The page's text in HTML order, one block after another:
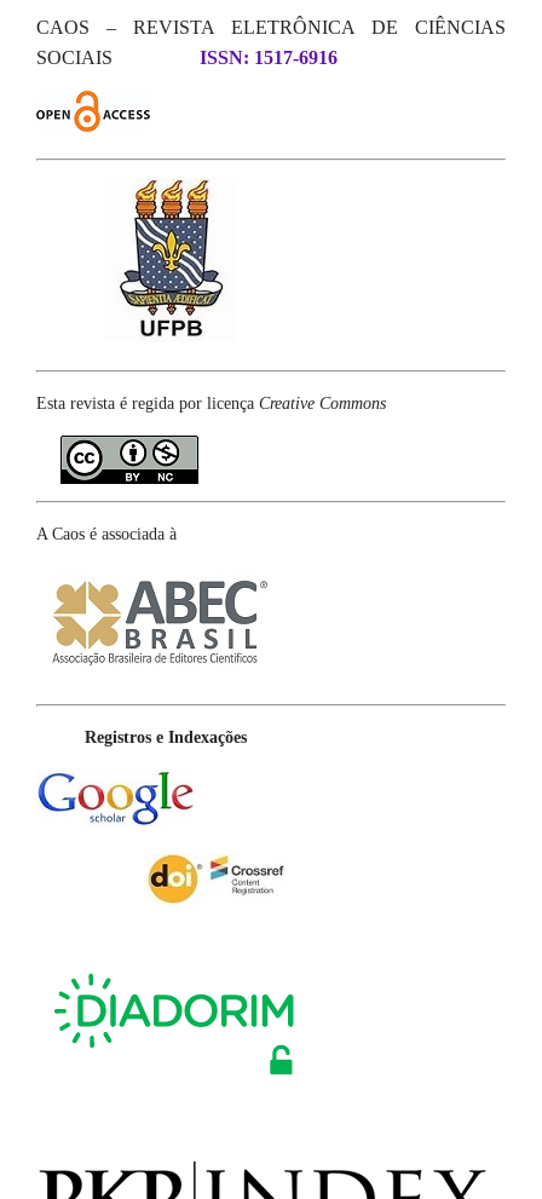
CAOS – REVISTA ELETRÔNICA DE CIÊNCIAS
SOCIAIS
ISSN: 1517-6916
Esta revista é regida por licença Creative Commons
A Caos é associada à
Registros e Indexações